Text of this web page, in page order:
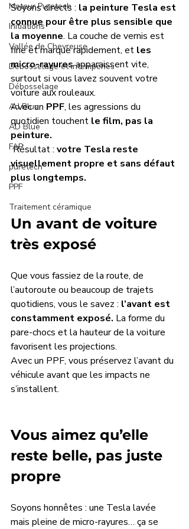
Moteur Puretech
Initiations
Vallée de Chevreuse
Débosselage et intempéries
Débosselage
Ad Blue
AD Blue
FAP
puretech
PPF
Traitement céramique
Soyons directs : la peinture Tesla est
connue pour être plus sensible que
la moyenne. La couche de vernis est
fine et marque rapidement, et les
micro-rayures apparaissent vite,
surtout si vous lavez souvent votre
voiture aux rouleaux.
Avec un PPF, les agressions du
quotidien touchent le film, pas la
peinture.
Résultat : votre Tesla reste
visuellement propre et sans défaut
plus longtemps.
Un avant de voiture
très exposé
Que vous fassiez de la route, de
l’autoroute ou beaucoup de trajets
quotidiens, vous le savez : l’avant est
constamment exposé. La forme du
pare-chocs et la hauteur de la voiture
favorisent les projections.
Avec un PPF, vous préservez l’avantdu
véhicule avant que les impacts ne
s’installent.
Vous aimez qu’elle
reste belle, pas juste
propre
Soyons honnêtes : une Tesla lavée
mais pleine de micro-rayures… ça se